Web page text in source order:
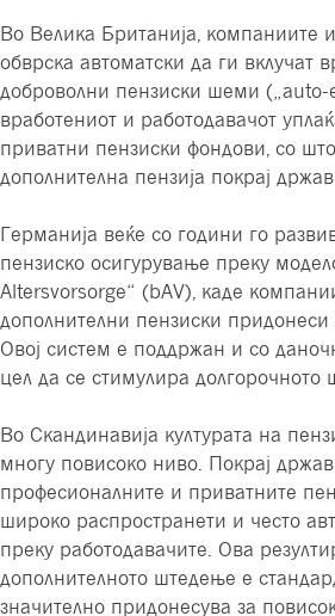
Во Велика Британија, компаниите
обврска автоматски да ги вклучат
доброволни пензиски шеми
вработениот и работодавачот
приватни пензиски фондови, со
дополнителна пензија покрај
Германија веќе со години го
пензиско осигурување преку
Altersvorsorge“ (bAV), каде
дополнителни пензиски придонеси
Овој систем е поддржан и со
цел да се стимулира долгорочното
Во Скандинавија културата на
многу повисоко ниво. Покрај
професионалните и приватните
широко распространети и често
преку работодавачите. Ова
дополнителното штедење е
значително придонесува за